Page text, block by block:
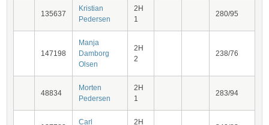
135637
Kristian
Pedersen
2H
1
280/95
147198
Manja
Damborg
Olsen
2H
2
238/76
48834
Morten
Pedersen
2H
1
283/94
Carl
2H